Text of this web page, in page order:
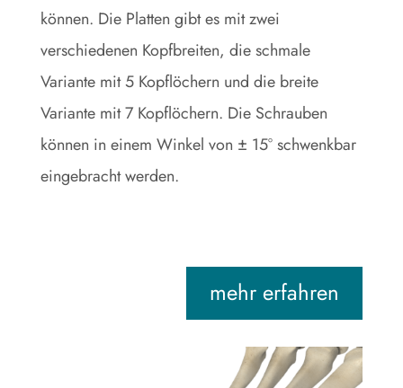
können. Die Platten gibt es mit zwei
verschiedenen Kopfbreiten, die schmale
Variante mit 5 Kopflöchern und die breite
Variante mit 7 Kopflöchern. Die Schrauben
können in einem Winkel von ± 15° schwenkbar
eingebracht werden.
mehr erfahren